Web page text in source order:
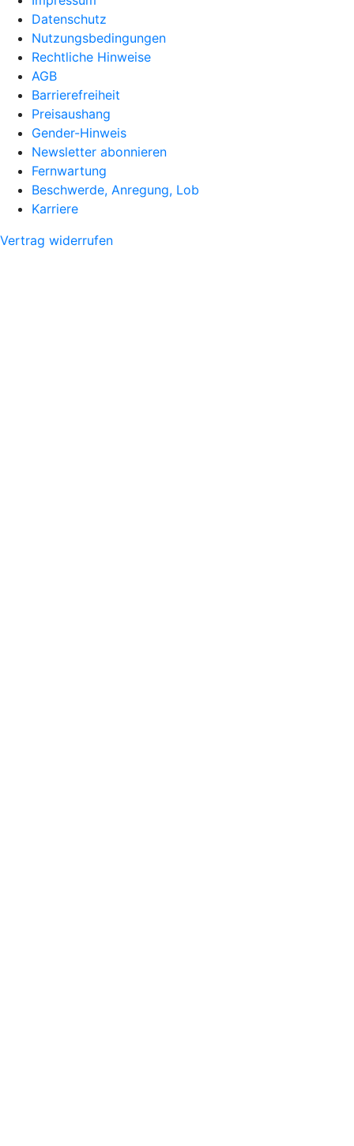
Datenschutz
Nutzungsbedingungen
Rechtliche Hinweise
AGB
Barrierefreiheit
Preisaushang
Gender-Hinweis
Newsletter abonnieren
Fernwartung
Beschwerde, Anregung, Lob
Karriere
Vertrag widerrufen